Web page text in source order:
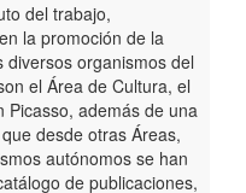
del trabajo,
la promoción de la
organismos del
el Área de Cultura, el
Picasso, además de una
desde otras Áreas,
autónomos se han
de publicaciones,